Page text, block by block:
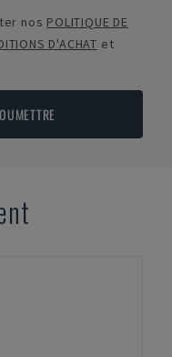
nos POLITIQUE DE
D'ACHAT et